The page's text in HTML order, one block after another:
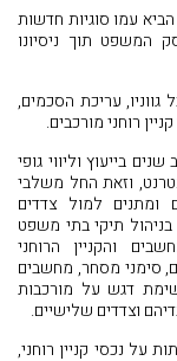
עמו סוגיות חדשות
המשפט תוך ניסיונו
עריכת הסכמים,
רוחני מורכבים.
שנים בייעוץ וליווי גופי
וזאת החל משלבי
למול צדדים
תיקי בתי משפט
והקניין הרוחני
סימני מסחר, מחשבים
דגש על מורכבות
וצדדים שלישיים.
על נכסי קניין רוחני,